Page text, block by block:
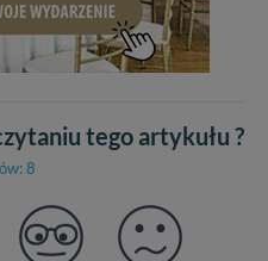
tego artykułu ?
8